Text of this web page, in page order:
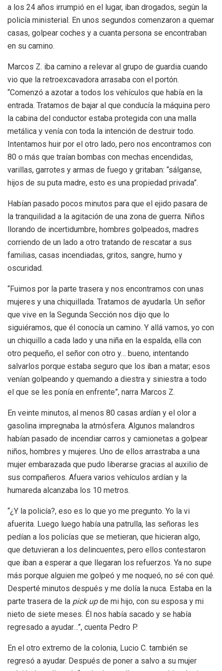
a los 24 años irrumpió en el lugar, iban drogados, según la
policía ministerial. En unos segundos comenzaron a quemar
casas, golpear coches y a cuanta persona se encontraban
en su camino.
Marcos Z. iba camino a relevar al grupo de guardia cuando
vio que la retroexcavadora arrasaba con el portón.
“Comenzó a azotar a todos los vehículos que había en la
entrada. Tratamos de bajar al que conducía la máquina pero
la cabina del conductor estaba protegida con una malla
metálica y venía con toda la intención de destruir todo.
Intentamos huir por el otro lado, pero nos encontramos con
80 o más que traían bombas con mechas encendidas,
varillas, garrotes y armas de fuego y gritaban: “sálganse,
hijos de su puta madre, esto es una propiedad privada”.
Habían pasado pocos minutos para que el ejido pasara de
la tranquilidad a la agitación de una zona de guerra. Niños
llorando de incertidumbre, hombres golpeados, madres
corriendo de un lado a otro tratando de rescatar a sus
familias, casas incendiadas, gritos, sangre, humo y
oscuridad.
“Fuimos por la parte trasera y nos encontramos con unas
mujeres y una chiquillada. Tratamos de ayudarla. Un señor
que vive en la Segunda Sección nos dijo que lo
siguiéramos, que él conocía un camino. Y allá vamos, yo con
un chiquillo a cada lado y una niña en la espalda, ella con
otro pequeño, el señor con otro y… bueno, intentando
salvarlos porque estaba seguro que los iban a matar; esos
venían golpeando y quemando a diestra y siniestra a todo
el que se les ponía en enfrente”, narra Marcos Z.
En veinte minutos, al menos 80 casas ardían y el olor a
gasolina impregnaba la atmósfera. Algunos malandros
habían pasado de incendiar carros y camionetas a golpear
niños, hombres y mujeres. Uno de ellos arrastraba a una
mujer embarazada que pudo liberarse gracias al auxilio de
sus compañeros. Afuera varios vehículos ardían y la
humareda alcanzaba los 10 metros.
“¿Y la policía?, eso es lo que yo me pregunto. Yo la vi
afuerita. Luego luego había una patrulla, las señoras les
pedían a los policías que se metieran, que hicieran algo,
que detuvieran a los delincuentes, pero ellos contestaron
que iban a esperar a que llegaran los refuerzos. Ya no supe
más porque alguien me golpeó y me noqueó, no sé con qué.
Desperté minutos después y me dolía la nuca. Estaba en la
parte trasera de la pick upde mi hijo, con su esposa y mi
nieto de siete meses. Él nos había sacado y se había
regresado a ayudar…”, cuenta Pedro P.
En el otro extremo de la colonia, Lucio C. también se
regresó a ayudar. Después de poner a salvo a su mujer